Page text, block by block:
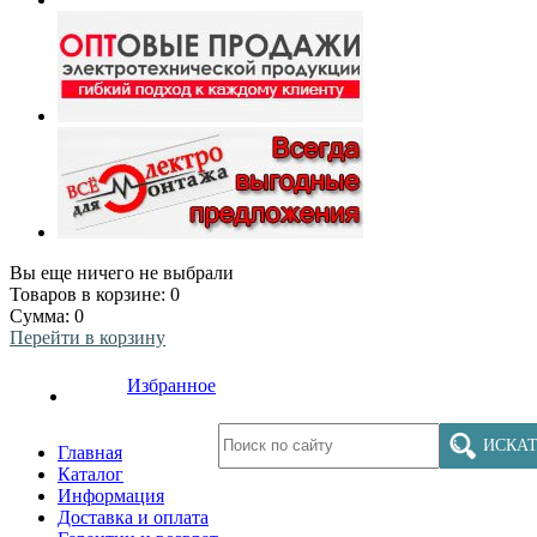
Вы еще ничего не выбрали
Товаров в корзине: 0
Сумма: 0
Перейти в корзину
Избранное
Главная
Каталог
Информация
Доставка и оплата